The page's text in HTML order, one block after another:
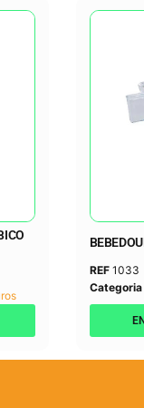
REF 1033
Categoria